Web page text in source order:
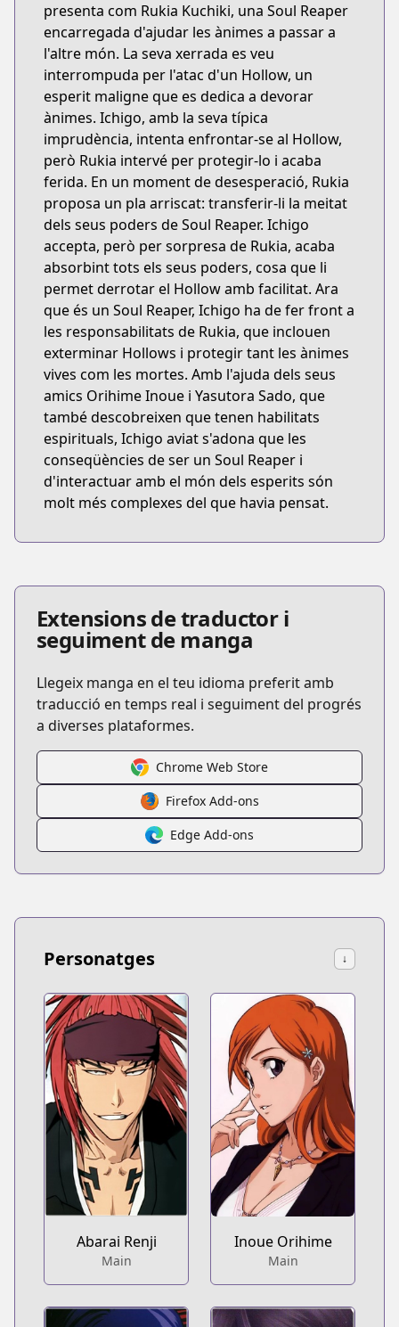
presenta com Rukia Kuchiki, una Soul Reaper
encarregada d'ajudar les ànimes a passar a
l'altre món. La seva xerrada es veu
interrompuda per l'atac d'un Hollow, un
esperit maligne que es dedica a devorar
ànimes. Ichigo, amb la seva típica
imprudència, intenta enfrontar-se al Hollow,
però Rukia intervé per protegir-lo i acaba
ferida. En un moment de desesperació, Rukia
proposa un pla arriscat: transferir-li la meitat
dels seus poders de Soul Reaper. Ichigo
accepta, però per sorpresa de Rukia, acaba
absorbint tots els seus poders, cosa que li
permet derrotar el Hollow amb facilitat. Ara
que és un Soul Reaper, Ichigo ha de fer front a
les responsabilitats de Rukia, que inclouen
exterminar Hollows i protegir tant les ànimes
vives com les mortes. Amb l'ajuda dels seus
amics Orihime Inoue i Yasutora Sado, que
també descobreixen que tenen habilitats
espirituals, Ichigo aviat s'adona que les
conseqüències de ser un Soul Reaper i
d'interactuar amb el món dels esperits són
molt més complexes del que havia pensat.
Extensions de traductor i
seguiment de manga
Llegeix manga en el teu idioma preferit amb
traducció en temps real i seguiment del progrés
a diverses plataformes.
Chrome Web Store
Firefox Add-ons
Edge Add-ons
Personatges ↓
Abarai Renji
Main
Inoue Orihime
Main